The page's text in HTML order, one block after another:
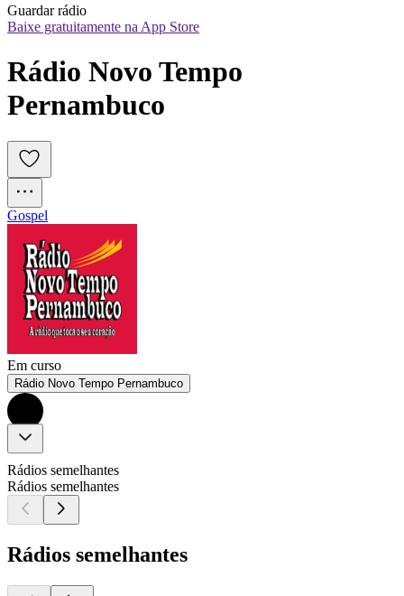
Guardar rádio
Baixe gratuitamente na App Store
Rádio Novo Tempo
Pernambuco
Gospel
Em curso
Rádio Novo Tempo Pernambuco
Rádios semelhantes
Rádios semelhantes
Rádios semelhantes